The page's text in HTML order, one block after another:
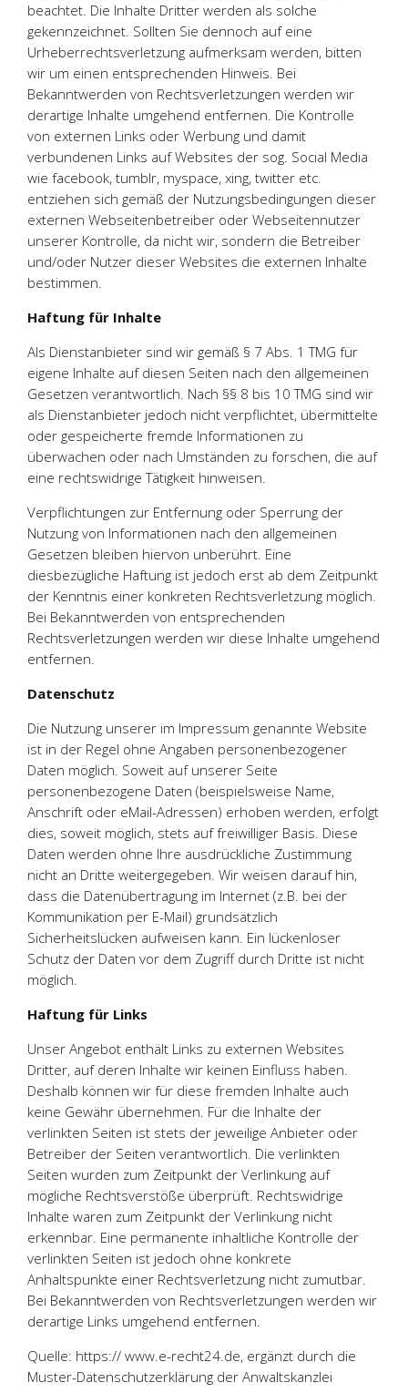
beachtet. Die Inhalte Dritter werden als solche
gekennzeichnet. Sollten Sie dennoch auf eine
Urheberrechtsverletzung aufmerksam werden, bitten
wir um einen entsprechenden Hinweis. Bei
Bekanntwerden von Rechtsverletzungen werden wir
derartige Inhalte umgehend entfernen. Die Kontrolle
von externen Links oder Werbung und damit
verbundenen Links auf Websites der sog. Social Media
wie facebook, tumblr, myspace, xing, twitter etc.
entziehen sich gemäß der Nutzungsbedingungen dieser
externen Webseitenbetreiber oder Webseitennutzer
unserer Kontrolle, da nicht wir, sondern die Betreiber
und/oder Nutzer dieser Websites die externen Inhalte
bestimmen.
Haftung für Inhalte
Als Dienstanbieter sind wir gemäß § 7 Abs. 1 TMG für
eigene Inhalte auf diesen Seiten nach den allgemeinen
Gesetzen verantwortlich. Nach §§ 8 bis 10 TMG sind wir
als Dienstanbieter jedoch nicht verpflichtet, übermittelte
oder gespeicherte fremde Informationen zu
überwachen oder nach Umständen zu forschen, die auf
eine rechtswidrige Tätigkeit hinweisen.
Verpflichtungen zur Entfernung oder Sperrung der
Nutzung von Informationen nach den allgemeinen
Gesetzen bleiben hiervon unberührt. Eine
diesbezügliche Haftung ist jedoch erst ab dem Zeitpunkt
der Kenntnis einer konkreten Rechtsverletzung möglich.
Bei Bekanntwerden von entsprechenden
Rechtsverletzungen werden wir diese Inhalte umgehend
entfernen.
Datenschutz
Die Nutzung unserer im Impressum genannte Website
ist in der Regel ohne Angaben personenbezogener
Daten möglich. Soweit auf unserer Seite
personenbezogene Daten (beispielsweise Name,
Anschrift oder eMail-Adressen) erhoben werden, erfolgt
dies, soweit möglich, stets auf freiwilliger Basis. Diese
Daten werden ohne Ihre ausdrückliche Zustimmung
nicht an Dritte weitergegeben. Wir weisen darauf hin,
dass die Datenübertragung im Internet (z.B. bei der
Kommunikation per E-Mail) grundsätzlich
Sicherheitslücken aufweisen kann. Ein lückenloser
Schutz der Daten vor dem Zugriff durch Dritte ist nicht
möglich.
Haftung für Links
Unser Angebot enthält Links zu externen Websites
Dritter, auf deren Inhalte wir keinen Einfluss haben.
Deshalb können wir für diese fremden Inhalte auch
keine Gewähr übernehmen. Für die Inhalte der
verlinkten Seiten ist stets der jeweilige Anbieter oder
Betreiber der Seiten verantwortlich. Die verlinkten
Seiten wurden zum Zeitpunkt der Verlinkung auf
mögliche Rechtsverstöße überprüft. Rechtswidrige
Inhalte waren zum Zeitpunkt der Verlinkung nicht
erkennbar. Eine permanente inhaltliche Kontrolle der
verlinkten Seiten ist jedoch ohne konkrete
Anhaltspunkte einer Rechtsverletzung nicht zumutbar.
Bei Bekanntwerden von Rechtsverletzungen werden wir
derartige Links umgehend entfernen.
Quelle: https:// www.e-recht24.de, ergänzt durch die
Muster-Datenschutzerklärung der Anwaltskanzlei